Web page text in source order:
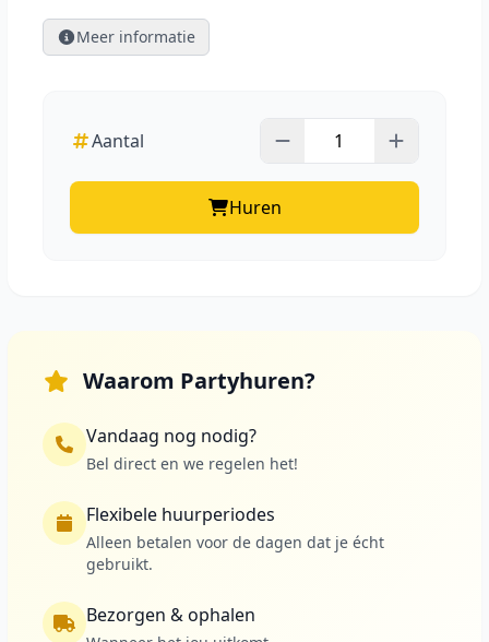
Meer informatie
Aantal
Huren
Waarom Partyhuren?
Vandaag nog nodig?
Bel direct en we regelen het!
Flexibele huurperiodes
Alleen betalen voor de dagen dat je écht
gebruikt.
Bezorgen & ophalen